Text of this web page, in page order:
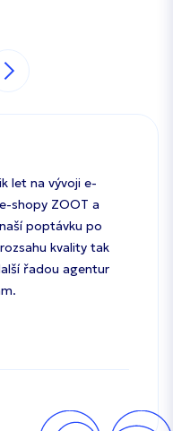
let na vývoji e-
shopy ZOOT a
poptávku po
kvality tak
řadou agentur